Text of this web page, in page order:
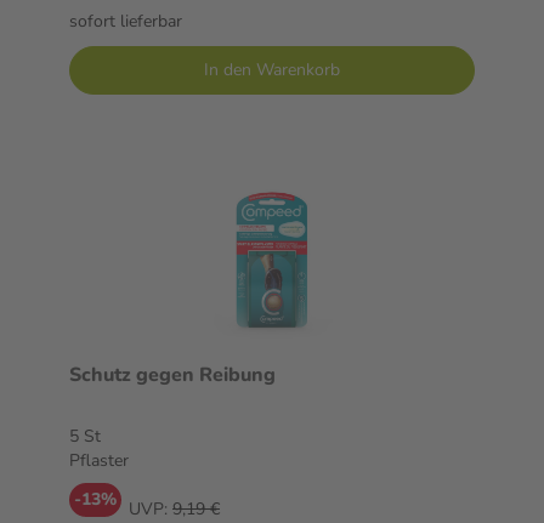
sofort lieferbar
In den Warenkorb
Schutz gegen Reibung
5 St
Pflaster
-13% UVP: 9,19 €